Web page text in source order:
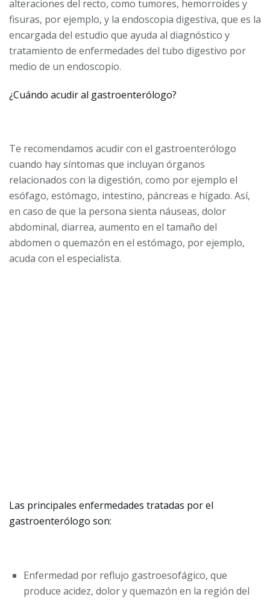
alteraciones del recto, como tumores, hemorroides y
fisuras, por ejemplo, y la endoscopia digestiva, que es la
encargada del estudio que ayuda al diagnóstico y
tratamiento de enfermedades del tubo digestivo por
medio de un endoscopio.
¿Cuándo acudir al gastroenterólogo?
Te recomendamos acudir con el gastroenterólogo
cuando hay síntomas que incluyan órganos
relacionados con la digestión, como por ejemplo el
esófago, estómago, intestino, páncreas e hígado. Así,
en caso de que la persona sienta náuseas, dolor
abdominal, diarrea, aumento en el tamaño del
abdomen o quemazón en el estómago, por ejemplo,
acuda con el especialista.
Las principales enfermedades tratadas por el
gastroenterólogo son:
Enfermedad por reflujo gastroesofágico, que
produce acidez, dolor y quemazón en la región del